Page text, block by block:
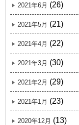
2021年6月 (26)
2021年5月 (21)
2021年4月 (22)
2021年3月 (30)
2021年2月 (29)
2021年1月 (23)
2020年12月 (13)